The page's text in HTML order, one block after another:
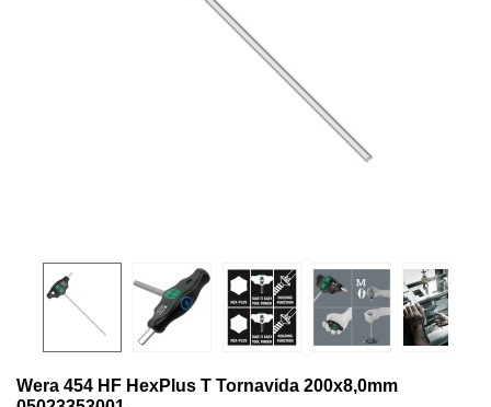
Wera 454 HF HexPlus T Tornavida 200x8,0mm